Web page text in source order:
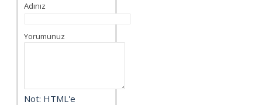
Adınız
Yorumunuz
Not: HTML'e